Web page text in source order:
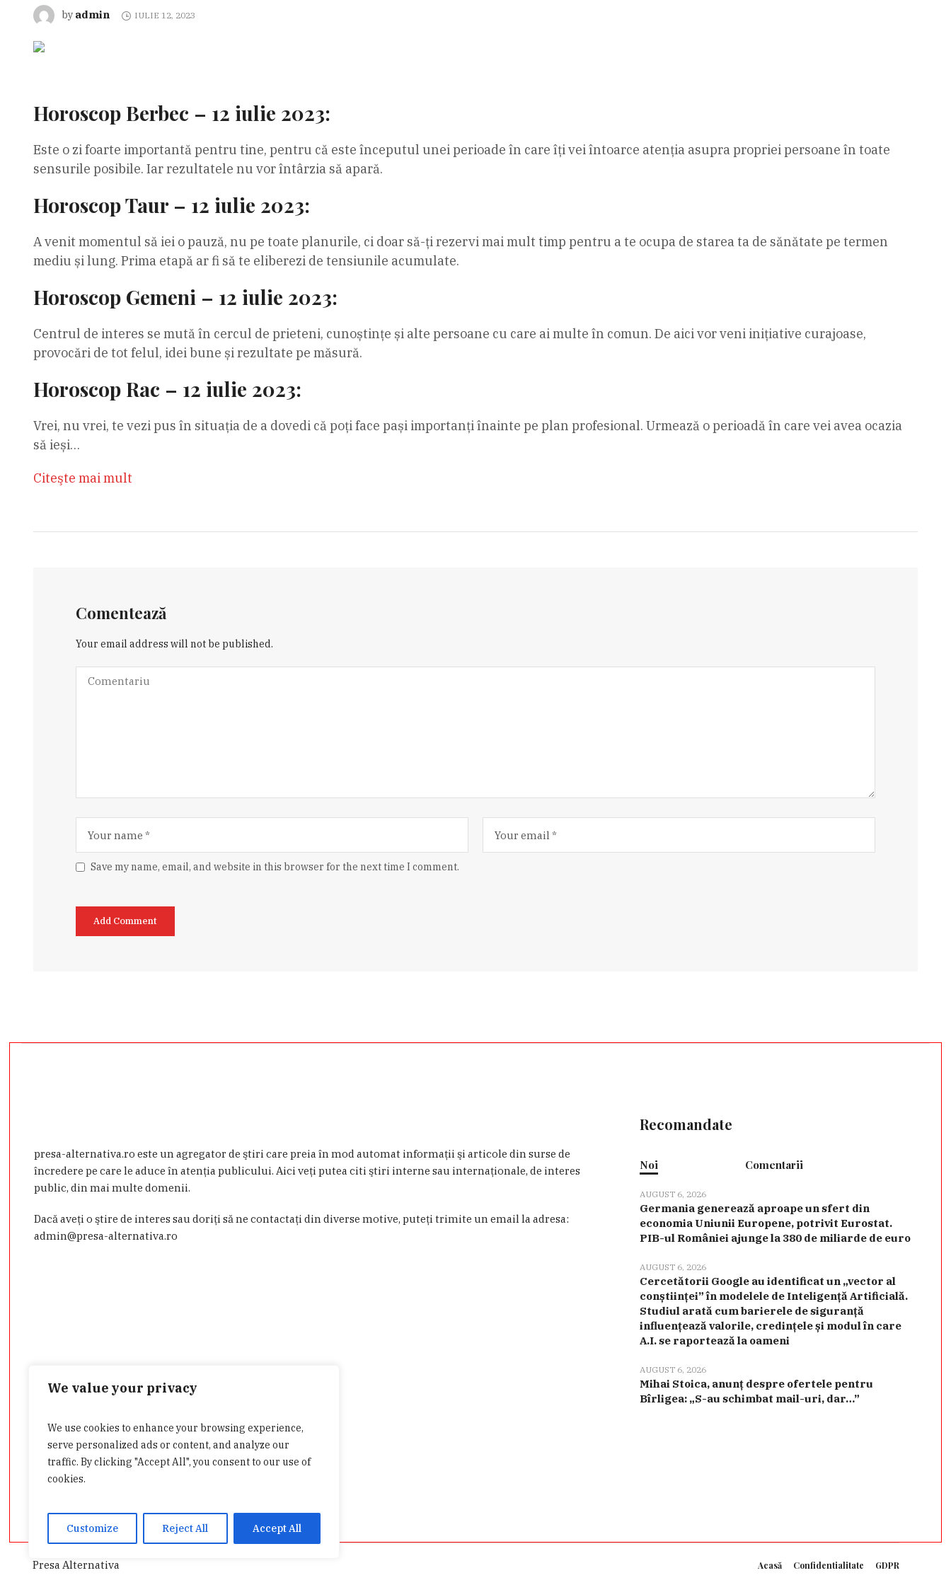
We value your privacy
We use cookies to enhance your browsing experience,
serve personalized ads or content, and analyze our
traffic. By clicking "Accept All", you consent to our use of
cookies.
Customize Reject All Accept All
by admin IULIE 12, 2023
Horoscop Berbec – 12 iulie 2023:
Este o zi foarte importantă pentru tine, pentru că este începutul unei perioade în care îți vei întoarce atenția asupra propriei persoane în toate
sensurile posibile. Iar rezultatele nu vor întârzia să apară.
Horoscop Taur – 12 iulie 2023:
A venit momentul să iei o pauză, nu pe toate planurile, ci doar să-ți rezervi mai mult timp pentru a te ocupa de starea ta de sănătate pe termen
mediu și lung. Prima etapă ar fi să te eliberezi de tensiunile acumulate.
Horoscop Gemeni – 12 iulie 2023:
Centrul de interes se mută în cercul de prieteni, cunoștințe și alte persoane cu care ai multe în comun. De aici vor veni inițiative curajoase,
provocări de tot felul, idei bune și rezultate pe măsură.
Horoscop Rac – 12 iulie 2023:
Vrei, nu vrei, te vezi pus în situația de a dovedi că poți face pași importanți înainte pe plan profesional. Urmează o perioadă în care vei avea ocazia
să ieși…
Citeşte mai mult
Comentează
Your email address will not be published.
Save my name, email, and website in this browser for the next time I comment.
presa-alternativa.ro este un agregator de ştiri care preia în mod automat informaţii şi articole din surse de
încredere pe care le aduce în atenţia publicului. Aici veţi putea citi ştiri interne sau internaţionale, de interes
public, din mai multe domenii.
Dacă aveţi o ştire de interes sau doriţi să ne contactaţi din diverse motive, puteţi trimite un email la adresa:
admin@presa-alternativa.ro
Recomandate
Noi Comentarii
AUGUST 6, 2026
Germania generează aproape un sfert din
economia Uniunii Europene, potrivit Eurostat.
PIB-ul României ajunge la 380 de miliarde de euro
AUGUST 6, 2026
Cercetătorii Google au identificat un „vector al
conștiinței” în modelele de Inteligență Artificială.
Studiul arată cum barierele de siguranță
influențează valorile, credințele și modul în care
A.I. se raportează la oameni
AUGUST 6, 2026
Mihai Stoica, anunț despre ofertele pentru
Bîrligea: „S-au schimbat mail-uri, dar…”
Categorii
Acasă Confidentialitate GDPR
Presa Alternativa